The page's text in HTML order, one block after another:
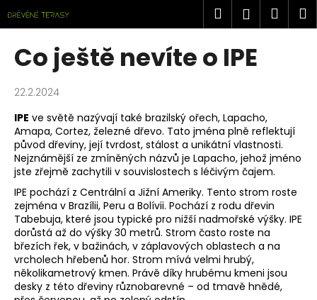
na
obsah
Hledat
Co ještě nevíte o IPE
22.2.2024
IPE ve světě nazývají také brazilský ořech, Lapacho,
Amapa, Cortez, železné dřevo. Tato jména plně reflektují
původ dřeviny, její tvrdost, stálost a unikátní vlastnosti.
Nejznámější ze zmíněných názvů je Lapacho, jehož jméno
jste zřejmě zachytili v souvislostech s léčivým čajem.
IPE pochází z Centrální a Jižní Ameriky. Tento strom roste
zejména v Brazílii, Peru a Bolívii. Pochází z rodu dřevin
Tabebuja, které jsou typické pro nižší nadmořské výšky. IPE
dorůstá až do výšky 30 metrů. Strom často roste na
březích řek, v bažinách, v záplavových oblastech a na
vrcholech hřebenů hor. Strom mívá velmi hrubý,
několikametrový kmen. Právě díky hrubému kmeni jsou
desky z této dřeviny různobarevné – od tmavě hnědé,
K
o
o
p
o
t
ř
e
b
u
j
e
t